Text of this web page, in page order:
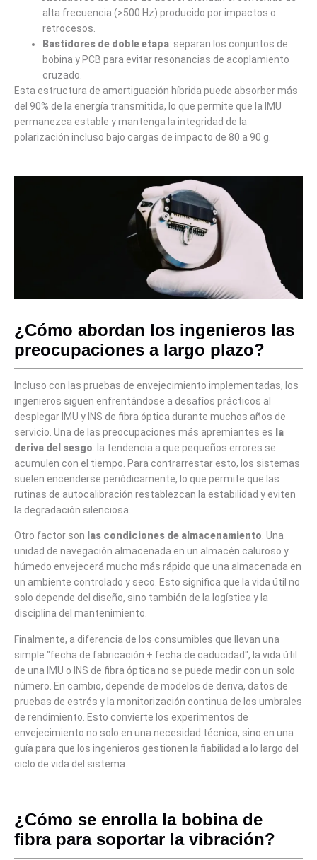
alta frecuencia (>500 Hz) producido por impactos o
retrocesos.
Bastidores de doble etapa: separan los conjuntos de
bobina y PCB para evitar resonancias de acoplamiento
cruzado.
Esta estructura de amortiguación híbrida puede absorber más
del 90% de la energía transmitida, lo que permite que la IMU
permanezca estable y mantenga la integridad de la
polarización incluso bajo cargas de impacto de 80 a 90 g.
¿Cómo abordan los ingenieros las
preocupaciones a largo plazo?
Incluso con las pruebas de envejecimiento implementadas, los
ingenieros siguen enfrentándose a desafíos prácticos al
desplegar IMU y INS de fibra óptica durante muchos años de
servicio. Una de las preocupaciones más apremiantes es la
deriva del sesgo: la tendencia a que pequeños errores se
acumulen con el tiempo. Para contrarrestar esto, los sistemas
suelen encenderse periódicamente, lo que permite que las
rutinas de autocalibración restablezcan la estabilidad y eviten
la degradación silenciosa.
Otro factor son las condiciones de almacenamiento. Una
unidad de navegación almacenada en un almacén caluroso y
húmedo envejecerá mucho más rápido que una almacenada en
un ambiente controlado y seco. Esto significa que la vida útil no
solo depende del diseño, sino también de la logística y la
disciplina del mantenimiento.
Finalmente, a diferencia de los consumibles que llevan una
simple "fecha de fabricación + fecha de caducidad", la vida útil
de una IMU o INS de fibra óptica no se puede medir con un solo
número. En cambio, depende de modelos de deriva, datos de
pruebas de estrés y la monitorización continua de los umbrales
de rendimiento. Esto convierte los experimentos de
envejecimiento no solo en una necesidad técnica, sino en una
guía para que los ingenieros gestionen la fiabilidad a lo largo del
ciclo de vida del sistema.
¿Cómo se enrolla la bobina de
fibra para soportar la vibración?